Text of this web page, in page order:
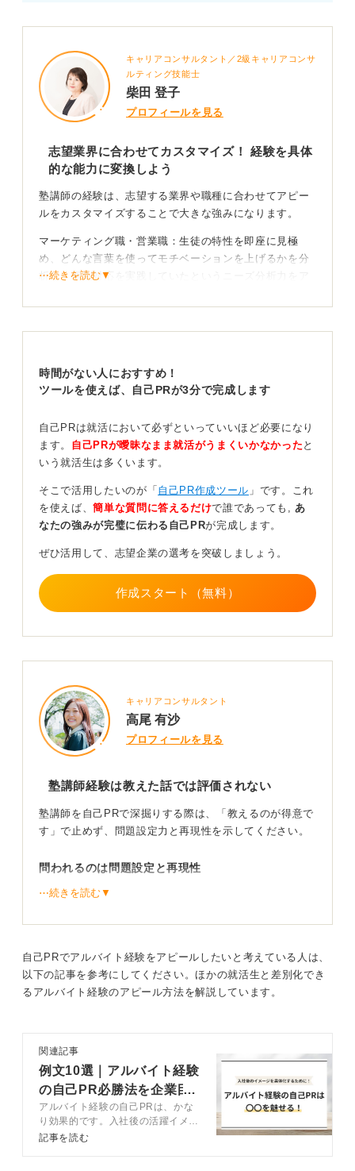
キャリアコンサルタント／2級キャリアコンサ
ルティング技能士
柴田 登子
プロフィールを見る
志望業界に合わせてカスタマイズ！ 経験を具体
的な能力に変換しよう
塾講師の経験は、志望する業界や職種に合わせてアピー
ルをカスタマイズすることで大きな強みになります。
マーケティング職・営業職：生徒の特性を即座に見極
め、どんな言葉を使ってモチベーションを上げるかを分
析し、個別対応を実践していたというニーズ分析力をア
IT系・メーカーなど：ITツールを使った情報収集の経験
指導経験は万能！ 後輩育成力を積極的にアピールし
よう
今の企業は後輩指導に苦手意識を持つ人が多いため、こ
れは汎用性の高いアピールポイントです。
どこをアピールするかで、何を言うこともできます。と
にかく経験を深く掘り下げて、アピールポイントとエピ
ソードを伝えられるように準備しましょう。
⋯続きを読む▼
時間がない人におすすめ！
ツールを使えば、自己PRが3分で完成します
自己PRは就活において必ずといっていいほど必要になり
ます。 自己PRが曖昧なまま就活がうまくいかなかった と
いう就活生は多くいます。
そこで活用したいのが「 自己PR作成ツール 」です。これ
を使えば、簡単な質問に答えるだけで誰であっても, あ
なたの強みが完璧に伝わる自己PRが完成します。
ぜひ活用して、志望企業の選考を突破しましょう。
作成スタート（無料）
キャリアコンサルタント
高尾 有沙
プロフィールを見る
塾講師経験は教えた話では評価されない
塾講師を自己PRで深掘りする際は、「教えるのが得意で
す」で止めず、問題設定力と再現性を示してください。
問われるのは問題設定と再現性
の行動や思考が壁か）→仮説と施策（教材選定、学習ル
者連携）→成果（数値・行動変容）→学び（他業務へど
う再現するか）」といった形式がおすすめです。
有・管理した」→「模試偏差値56→63、理解度自己評価
2.8→4.3」→「手順化と可視化で行動が変わる。仕事で
も新人OJTやマニュアル作成に活かす」といった具合で
す。
エピソードは「難しい生徒への介入」、「学年全体の仕
⋯続きを読む▼
自己PRでアルバイト経験をアピールしたいと考えている人は、
以下の記事を参考にしてください。ほかの就活生と差別化でき
るアルバイト経験のアピール方法を解説しています。
関連記事
例文10選｜アルバイト経験
の自己PR必勝法を企業目
線で解説
アルバイト経験の自己PRは、かな
り効果的です。入社後の活躍イメー
ジを伝えやすくなります。アルバイ
記事を読む